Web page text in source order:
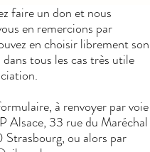
faire un don et nous
en remercions par
en choisir librement son
tous les cas très utile
à renvoyer par voie
Alsace, 33 rue du Maréchal
Strasbourg, ou alors par